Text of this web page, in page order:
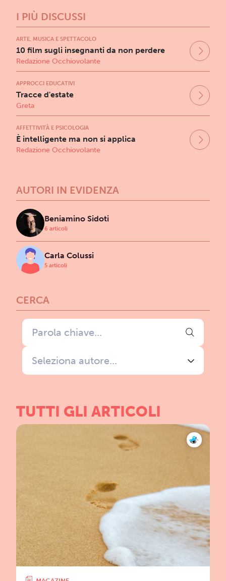
CERCA
Seleziona autore...
TUTTI GLI ARTICOLI
I PIÙ DISCUSSI
ARTE, MUSICA E SPETTACOLO
10 film sugli insegnanti da non perdere
Redazione Occhiovolante
APPROCCI EDUCATIVI
Tracce d'estate
Greta
AFFETTIVITÀ E PSICOLOGIA
È intelligente ma non si applica
Redazione Occhiovolante
AUTORI IN EVIDENZA
Beniamino Sidoti
6 articoli
Carla Colussi
5 articoli